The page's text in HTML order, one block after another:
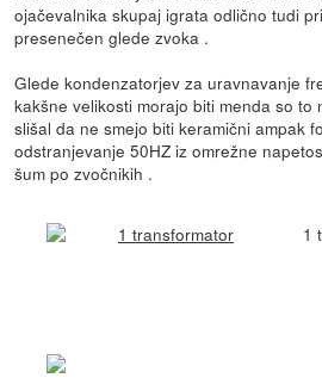
ojačevalnika skupaj igrata odlično tudi
presenečen glede zvoka .
Glede kondenzatorjev za uravnavanje
kakšne velikosti morajo biti menda so to
slišal da ne smejo biti keramični ampak
odstranjevanje 50HZ iz omrežne
šum po zvočnikih .
1